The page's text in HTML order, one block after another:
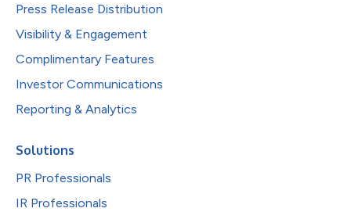
Press Release Distribution
Visibility & Engagement
Complimentary Features
Investor Communications
Reporting & Analytics
Solutions
PR Professionals
IR Professionals